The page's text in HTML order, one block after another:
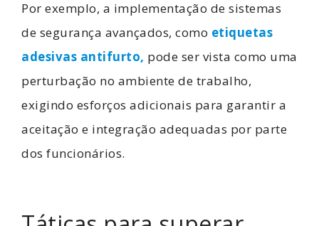
Por exemplo, a implementação de sistemas
de segurança avançados, como etiquetas
adesivas antifurto, pode ser vista como uma
perturbação no ambiente de trabalho,
exigindo esforços adicionais para garantir a
aceitação e integração adequadas por parte
dos funcionários.